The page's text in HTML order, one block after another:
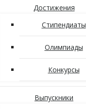
Достижения
Стипендиаты
Олимпиады
Конкурсы
Выпускники